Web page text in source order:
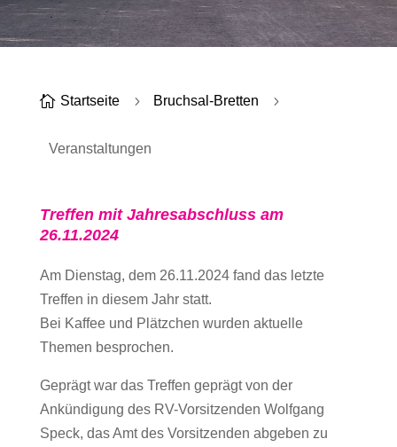
 Startseite 5 Bruchsal-Bretten 5
Veranstaltungen
Treffen mit Jahresabschluss am
26.11.2024
Am Dienstag, dem 26.11.2024 fand das letzte
Treffen in diesem Jahr statt.
Bei Kaffee und Plätzchen wurden aktuelle
Themen besprochen.
Geprägt war das Treffen geprägt von der
Ankündigung des RV-Vorsitzenden Wolfgang
Speck, das Amt des Vorsitzenden abgeben zu